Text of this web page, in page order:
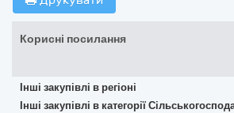
Корисні посилання
Інші закупівлі в регіоні
Інші закупівлі в категорії